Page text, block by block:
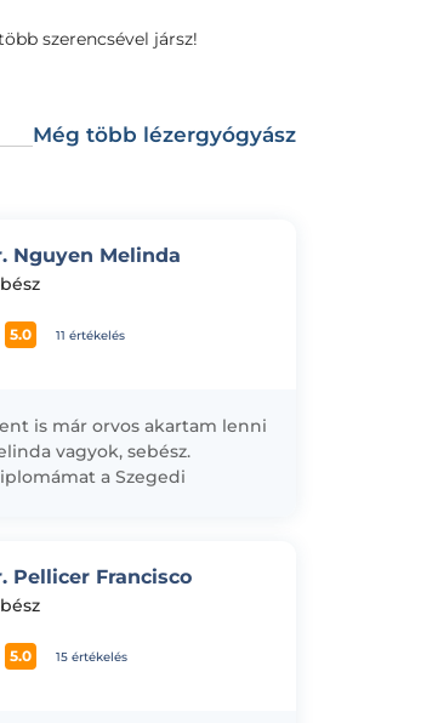
szerencsével jársz!
Még több lézergyógyász
Nguyen Melinda
5.0 11 értékelés
is már orvos akartam lenni
vagyok, sebész.
a Szegedi
Pellicer Francisco
5.0 15 értékelés